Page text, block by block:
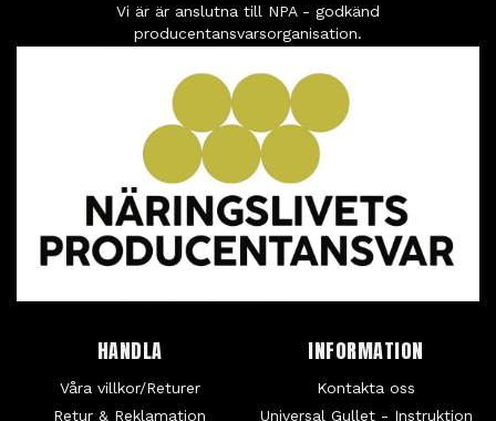
Vi är är anslutna till NPA - godkänd
producentansvarsorganisation.
HANDLA
Våra villkor/Returer
Retur & Reklamation
INFORMATION
Kontakta oss
Universal Gullet - Instruktion